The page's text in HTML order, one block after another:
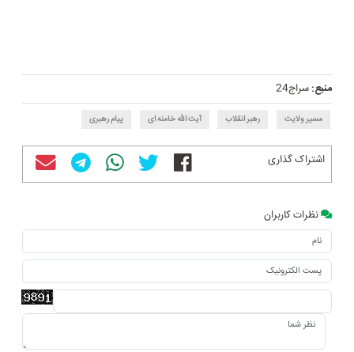
منبع:سراج24
مسیر ولایت رهبر انقلاب آیت الله خامنه ای پیام رهبری
اشتراک گذاری
نظرات کاربران